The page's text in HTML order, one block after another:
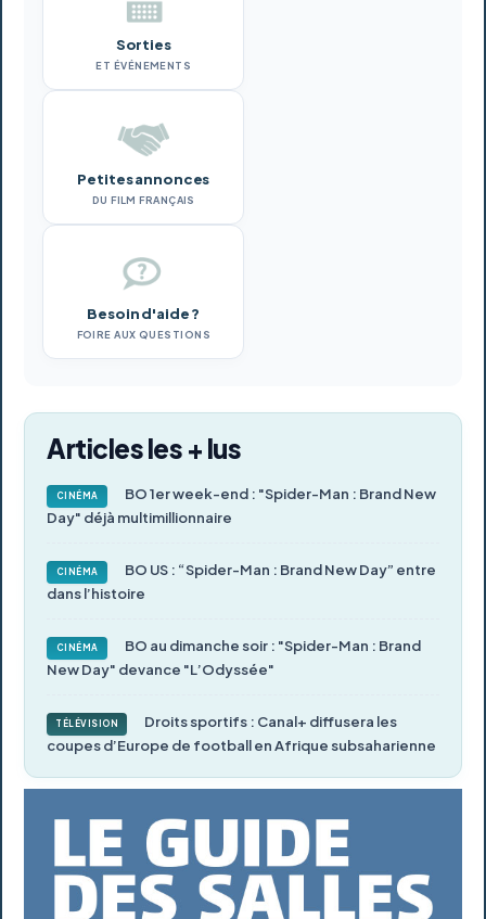
Sorties
ET ÉVÉNEMENTS
Petites annonces
DU FILM FRANÇAIS
Besoin d'aide ?
FOIRE AUX QUESTIONS
Articles les + lus
CINÉMA
BO 1er week-end : "Spider-Man : Brand New
Day" déjà multimillionnaire
CINÉMA
BO US : “Spider-Man : Brand New Day” entre
dans l’histoire
CINÉMA
BO au dimanche soir : "Spider-Man : Brand
New Day" devance "L’Odyssée"
TÉLÉVISION
Droits sportifs : Canal+ diffusera les
coupes d’Europe de football en Afrique subsaharienne